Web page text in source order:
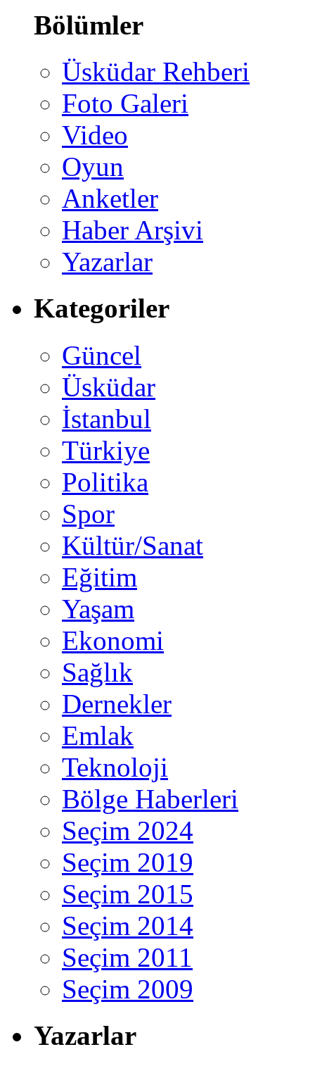
Bölümler
Üsküdar Rehberi
Foto Galeri
Video
Oyun
Anketler
Haber Arşivi
Yazarlar
Kategoriler
Güncel
Üsküdar
İstanbul
Türkiye
Politika
Spor
Kültür/Sanat
Eğitim
Yaşam
Ekonomi
Sağlık
Dernekler
Emlak
Teknoloji
Bölge Haberleri
Seçim 2024
Seçim 2019
Seçim 2015
Seçim 2014
Seçim 2011
Seçim 2009
Yazarlar